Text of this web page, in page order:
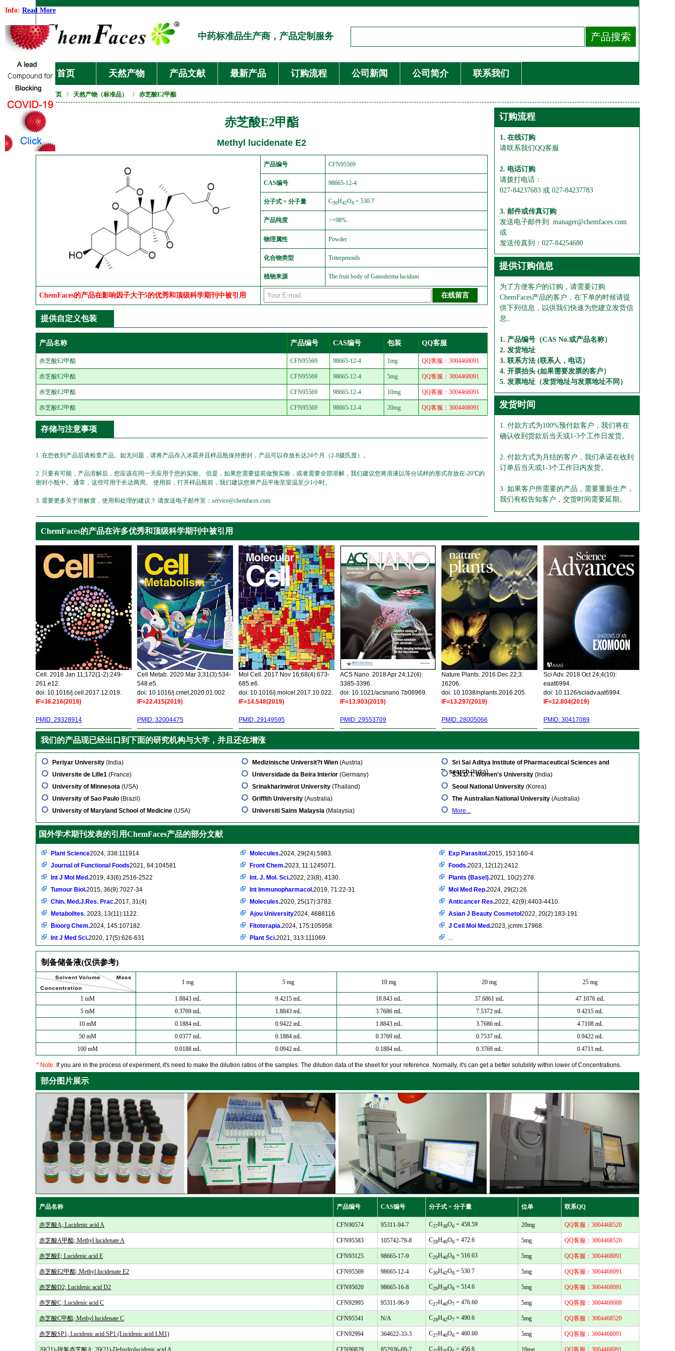
Info: Read More
中药标准品生产商，产品定制服务
首页 天然产物 产品文献 最新产品 订购流程 公司新闻 公司简介 联系我们
首页 / 天然产物（标准品） / 赤芝酸E2甲酯
赤芝酸E2甲酯
Methyl lucidenate E2
产品编号 CFN95569
CAS编号 98665-12-4
分子式 = 分子量 C30H42O8 = 530.7
产品纯度 >=98%
物理属性 Powder
化合物类型 Triterpenoids
植物来源 The fruit body of Ganoderma lucidum
ChemFaces的产品在影响因子大于5的优秀和顶级科学期刊中被引用
提供自定义包装
产品名称 产品编号 CAS编号 包装 QQ客服
赤芝酸E2甲酯 CFN95569 98665-12-4 1mg QQ客服：3004468091
赤芝酸E2甲酯 CFN95569 98665-12-4 5mg QQ客服：3004468091
赤芝酸E2甲酯 CFN95569 98665-12-4 10mg QQ客服：3004468091
赤芝酸E2甲酯 CFN95569 98665-12-4 20mg QQ客服：3004468091
存储与注意事项
1. 在您收到产品后请检查产品。如无问题，请将产品存入冰霜并且样品瓶保持密封，产品可以存放长达24个月（2-8摄氏度）。
2. 只要有可能，产品溶解后，您应该在同一天应用于您的实验。 但是，如果您需要提前做预实验，或者需要全部溶解，我们建议您将溶液以等分试样的形式存放在-20℃的
密封小瓶中。 通常，这些可用于长达两周。 使用前，打开样品瓶前，我们建议您将产品平衡至室温至少1小时。
3. 需要更多关于溶解度，使用和处理的建议？ 请发送电子邮件至：service@chemfaces.com
订购流程
1. 在线订购
请联系我们QQ客服
2. 电话订购
请拨打电话：
027-84237683 或 027-84237783
3. 邮件或传真订购
发送电子邮件到: manager@chemfaces.com
或
发送传真到：027-84254680
提供订购信息
为了方便客户的订购，请需要订购
ChemFaces产品的客户，在下单的时候请提
供下列信息，以供我们快速为您建立发货信
息。
1. 产品编号（CAS No.或产品名称）
2. 发货地址
3. 联系方法 (联系人，电话）
4. 开票抬头 (如果需要发票的客户）
5. 发票地址（发货地址与发票地址不同）
发货时间
1. 付款方式为100%预付款客户，我们将在
确认收到货款后当天或1-3个工作日发货。
2. 付款方式为月结的客户，我们承诺在收到
订单后当天或1-3个工作日内发货。
3. 如果客户所需要的产品，需要重新生产，
我们有权告知客户，交货时间需要延期。
ChemFaces的产品在许多优秀和顶级科学期刊中被引用
Cell. 2018 Jan 11;172(1-2):249-
261.e12.
doi: 10.1016/j.cell.2017.12.019.
IF=36.216(2019)
PMID: 29328914
Cell Metab. 2020 Mar 3;31(3):534-
548.e5.
doi: 10.1016/j.cmet.2020.01.002.
IF=22.415(2019)
PMID: 32004475
Mol Cell. 2017 Nov 16;68(4):673-
685.e6.
doi: 10.1016/j.molcel.2017.10.022.
IF=14.548(2019)
PMID: 29149595
ACS Nano. 2018 Apr 24;12(4):
3385-3396.
doi: 10.1021/acsnano.7b08969.
IF=13.903(2019)
PMID: 29553709
Nature Plants. 2016 Dec 22;3:
16206.
doi: 10.1038/nplants.2016.205.
IF=13.297(2019)
PMID: 28005066
Sci Adv. 2018 Oct 24;4(10):
eaat6994.
doi: 10.1126/sciadv.aat6994.
IF=12.804(2019)
PMID: 30417089
我们的产品现已经出口到下面的研究机构与大学，并且还在增涨
Periyar University (India)
Universite de Lille1 (France)
University of Minnesota (USA)
University of Sao Paulo (Brazil)
University of Maryland School of Medicine (USA)
Medizinische Universit?t Wien (Austria)
Universidade da Beira Interior (Germany)
Srinakharinwirot University (Thailand)
Griffith University (Australia)
Universiti Sains Malaysia (Malaysia)
Sri Sai Aditya Institute of Pharmaceutical Sciences and
Research(India)
S.N.D.T. Women's University (India)
Seoul National University (Korea)
The Australian National University (Australia)
More...
国外学术期刊发表的引用ChemFaces产品的部分文献
Plant Science2024, 338:111914
Journal of Functional Foods2021, 84:104581
Int J Mol Med.2019, 43(6):2516-2522
Tumour Biol.2015, 36(9):7027-34
Chin. Med.J.Res. Prac.2017, 31(4)
Metabolites. 2023, 13(11):1122.
Bioorg Chem.2024, 145:107182.
Int J Med Sci.2020, 17(5):626-631
Molecules.2024, 29(24):5983.
Front Chem.2023, 11:1245071.
Int. J. Mol. Sci.2022, 23(8), 4130.
Int Immunopharmacol.2019, 71:22-31
Molecules.2020, 25(17):3783.
Ajou University2024, 4688116
Fitoterapia.2024, 175:105958.
Plant Sci.2021, 313:111069.
Exp Parasitol.2015, 153:160-4
Foods.2023, 12(12):2412.
Plants (Basel).2021, 10(2):278.
Mol Med Rep.2024, 29(2):26.
Anticancer Res.2022, 42(9):4403-4410.
Asian J Beauty Cosmetol 2022, 20(2):183-191
J Cell Mol Med.2023, jcmm.17968.
...
制备储备液(仅供参考)
1 mg 5 mg 10 mg 20 mg 25 mg
1 mM 1.8843 mL 9.4215 mL 18.843 mL 37.6861 mL
47.1076 mL
5 mM
0.3769 mL 1.8843 mL 3.7686 mL 7.5372 mL
9.4215 mL
10 mM
0.1884 mL 0.9422 mL 1.8843 mL 3.7686 mL
4.7108 mL
50 mM
0.0377 mL 0.1884 mL 0.3769 mL 0.7537 mL
0.9422 mL
100 mM
0.0188 mL 0.0942 mL 0.1884 mL 0.3769 mL 0.4711 mL
* Note: If you are in the process of experiment, it's need to make the dilution ratios of the samples. The dilution data of the sheet for your reference. Normally, it's can get a better solubility within lower of Concentrations.
部分图片展示
产品名称 产品编号 CAS编号 分子式 = 分子量 位单 联系QQ
赤芝酸A; Lucidenic acid A CFN90574 95311-94-7 C27H38O6 = 458.59 20mg QQ客服：3004468520
赤芝酸A甲酯; Methyl lucidenate A CFN95583 105742-79-8 C28H40O6 = 472.6 5mg QQ客服：3004468520
赤芝酸E; Lucidenic acid E CFN93125 98665-17-9 C29H40O8 = 516.63 5mg QQ客服：3004468091
赤芝酸E2甲酯; Methyl lucidenate E2 CFN95569 98665-12-4 C30H42O8 = 530.7 5mg QQ客服：3004468091
赤芝酸D2; Lucidenic acid D2 CFN95020 98665-16-8 C29H38O8 = 514.6 5mg QQ客服：3004468091
赤芝酸C; Lucidenic acid C CFN92995 95311-96-9 C27H40O7 = 476.60 5mg QQ客服：3004468088
赤芝酸C甲酯; Methyl lucidenate C CFN95541 N/A C28H42O7 = 490.6 5mg QQ客服：3004468520
赤芝酸SP1; Lucidenic acid SP1 (Lucidenic acid LM1) CFN92994 364622-33-3 C27H40O6 = 460.60 5mg QQ客服：3004468091
20(21)-脱氢赤芝酸A; 20(21)-Dehydrolucidenic acid A CFN90829 852936-69-7 C H O = 456.6 10mg QQ客服：3004468091